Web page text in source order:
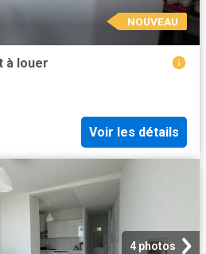
NOUVEAU
à louer
Voir les détails
4 photos